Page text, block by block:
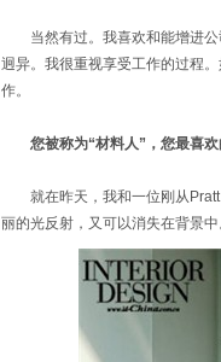
当然有过。我喜欢和能增进公
迥异。我很重视享受工作的过程
作。
您被称为“材料人”，您最喜欢
就在昨天，我和一位刚从Pratt
丽的光反射，又可以消失在背景